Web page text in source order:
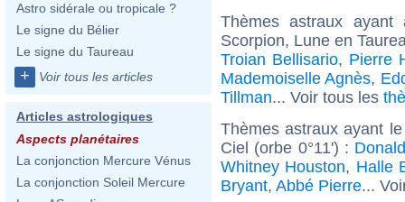
Astro sidérale ou tropicale ?
Le signe du Bélier
Le signe du Taureau
+ Voir tous les articles
Articles astrologiques
Aspects planétaires
La conjonction Mercure Vénus
La conjonction Soleil Mercure
Thèmes astraux
Scorpion, Lune en
Troian Bellisario, Pierre
Mademoiselle Agnès,
Tillman... Voir tous les
Thèmes astraux ayant
Ciel (orbe 0°11') :
Whitney Houston, Halle
Bryant, Abbé Pierre...